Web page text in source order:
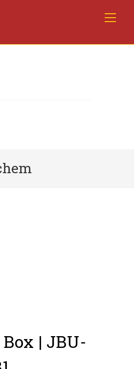
| JBU-